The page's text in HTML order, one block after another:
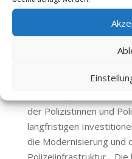
für die Sicherheit in
Ihr Engagement und
Thomas Pirner, der
der Polizistinnen und
langfristigen
die Modernisierung und
Polizeiinfrastruktur. „Die